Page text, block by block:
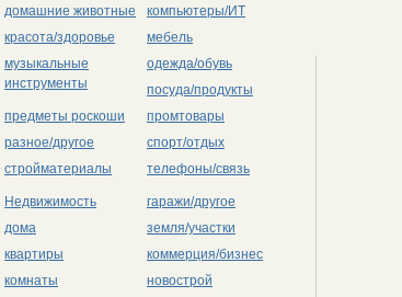
домашние животные
компьютеры/ИТ
красота/здоровье
мебель
музыкальные
инструменты
одежда/обувь
посуда/продукты
предметы роскоши
промтовары
разное/другое
спорт/отдых
стройматериалы
телефоны/связь
Недвижимость
гаражи/другое
дома
земля/участки
квартиры
коммерция/бизнес
комнаты
новострой